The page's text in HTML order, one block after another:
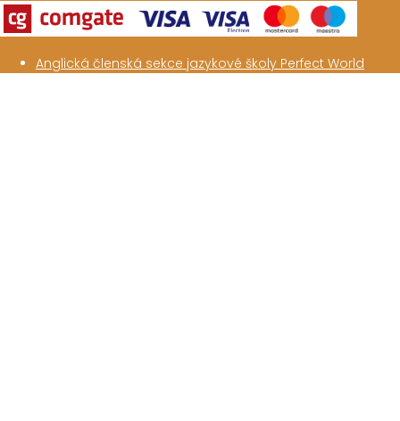
Anglická členská sekce jazykové školy Perfect World